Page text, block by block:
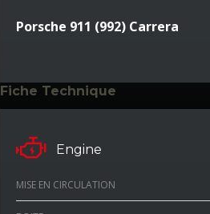
Porsche 911 (992) Carrera
Fiche Technique
Engine
MISE EN CIRCULATION